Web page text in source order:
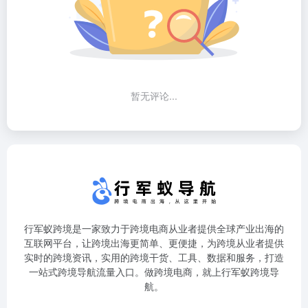
暂无评论...
行军蚁跨境是一家致力于跨境电商从业者提供全球产业出海的
互联网平台，让跨境出海更简单、更便捷，为跨境从业者提供
实时的跨境资讯，实用的跨境干货、工具、数据和服务，打造
一站式跨境导航流量入口。做跨境电商，就上行军蚁跨境导
航。